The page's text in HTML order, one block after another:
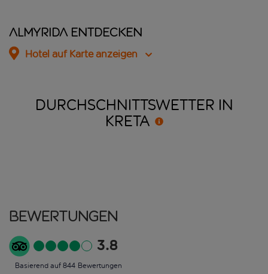
Almyrida entdecken
Hotel auf Karte anzeigen
DURCHSCHNITTSWETTER IN
KRETA
Bewertungen
3.8
Basierend auf 844 Bewertungen